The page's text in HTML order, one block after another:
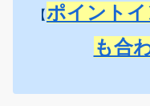
【ポイント
も合